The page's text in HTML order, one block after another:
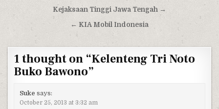
Post navigation
Kejaksaan Tinggi Jawa Tengah →
← KIA Mobil Indonesia
1 thought on “Kelenteng Tri Noto
Buko Bawono”
Suke says:
October 25, 2013 at 3:32 am